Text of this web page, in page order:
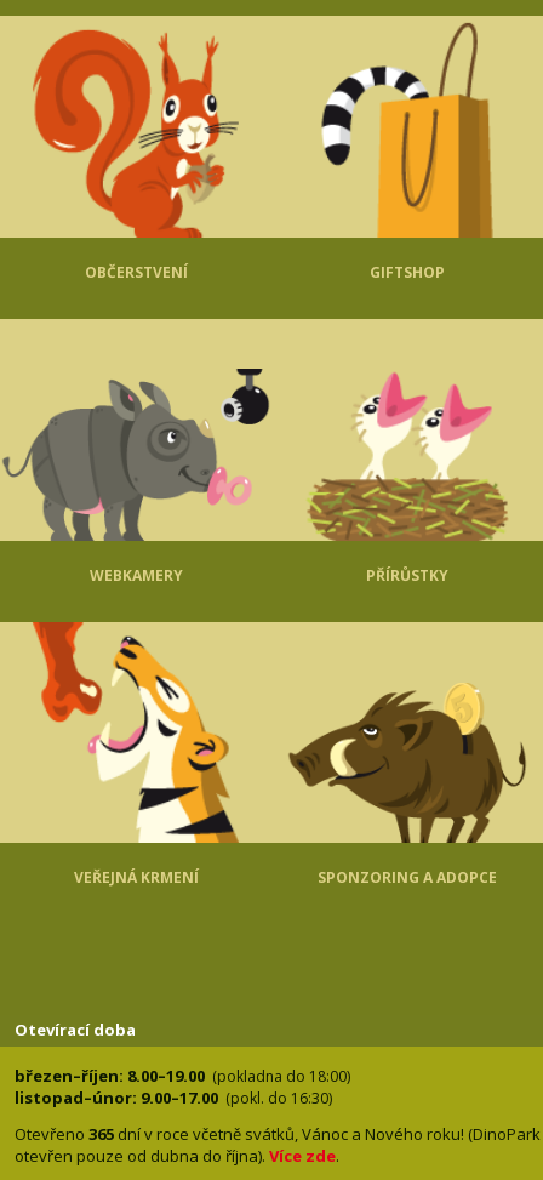
OBČERSTVENÍ GIFTSHOP
WEBKAMERY PŘÍRŮSTKY
VEŘEJNÁ KRMENÍ SPONZORING A ADOPCE
Otevírací doba
březen–říjen: 8.00–19.00 (pokladna do 18:00)
listopad–únor: 9.00–17.00 (pokl. do 16:30)
Otevřeno 365 dní v roce včetně svátků, Vánoc a Nového roku! (DinoPark
otevřen pouze od dubna do října). Více zde.